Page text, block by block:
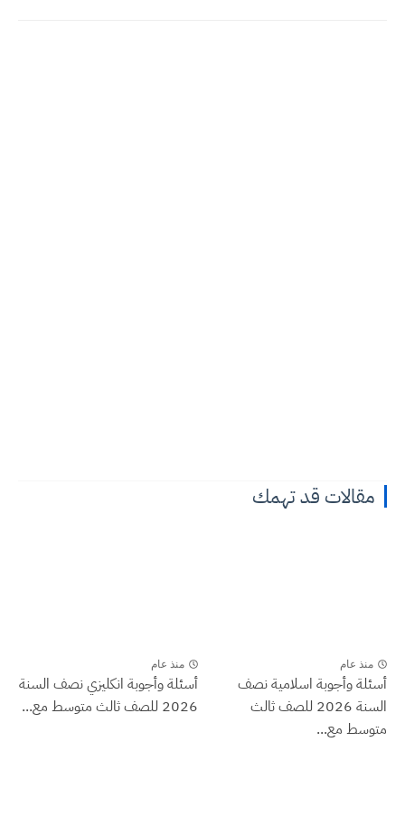
مقالات قد تهمك
منذ عام
أسئلة وأجوبة اسلامية نصف
السنة 2026 للصف ثالث
متوسط مع...
منذ عام
أسئلة وأجوبة انكليزي نصف السنة
2026 للصف ثالث متوسط مع...